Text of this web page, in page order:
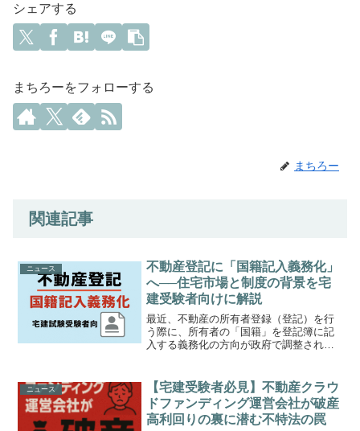
シェアする
まちろーをフォローする
まちろー
関連記事
ニュース
不動産登記に「国籍記入義務化」
へ──住宅市場と制度の背景を宅
建受験者向けに解説
最近、不動産の所有者登録（登記）を行
う際に、所有者の「国籍」を登記簿に記
入する義務化の方向が政府で調整されて
の不動産取得実態をつかみたいという狙
いがあります。これは不動...
ニュース
【宅建受験者必見】不動産クラウ
ドファンディング運営会社が破産
高利回りの裏に潜む不特法の罠